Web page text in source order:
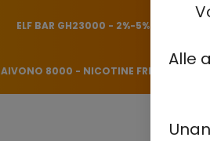
Alle
ELF BAR GH23000 - 2%-5%
AIVONO 8000 - NICOTINE FREE 0%